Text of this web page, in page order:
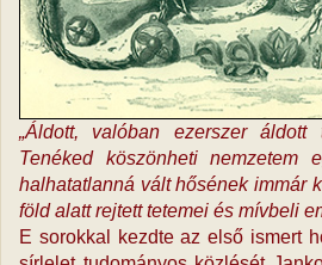
„Áldott, valóban ezerszer áldott
Tenéked köszönheti nemzetem
halhatatlanná vált hősének immár
föld alatt rejtett tetemei és mívbeli
E sorokkal kezdte az első ismert